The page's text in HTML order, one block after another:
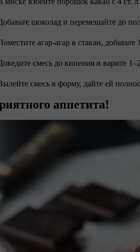
шоколад и перемешайте до
агар-агар в стакан,
смесь до кипения и варите
смесь в форму, дайте ей
аппетита!